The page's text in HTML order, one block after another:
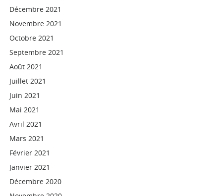
Décembre 2021
Novembre 2021
Octobre 2021
Septembre 2021
Août 2021
Juillet 2021
Juin 2021
Mai 2021
Avril 2021
Mars 2021
Février 2021
Janvier 2021
Décembre 2020